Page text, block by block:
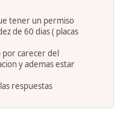
tener un permiso
de 60 dias ( placas
carecer del
y ademas estar
respuestas